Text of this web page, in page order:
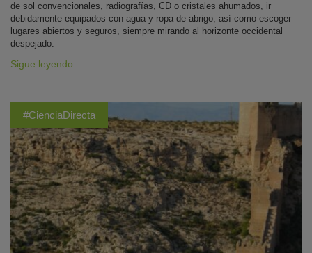
de sol convencionales, radiografías, CD o cristales ahumados, ir
debidamente equipados con agua y ropa de abrigo, así como escoger
lugares abiertos y seguros, siempre mirando al horizonte occidental
despejado.
Sigue leyendo
#CienciaDirecta